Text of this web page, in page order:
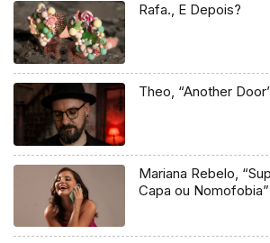
Rafa., E Depois?
Theo, “Another
Mariana Rebelo,
Capa ou Nomofobia”